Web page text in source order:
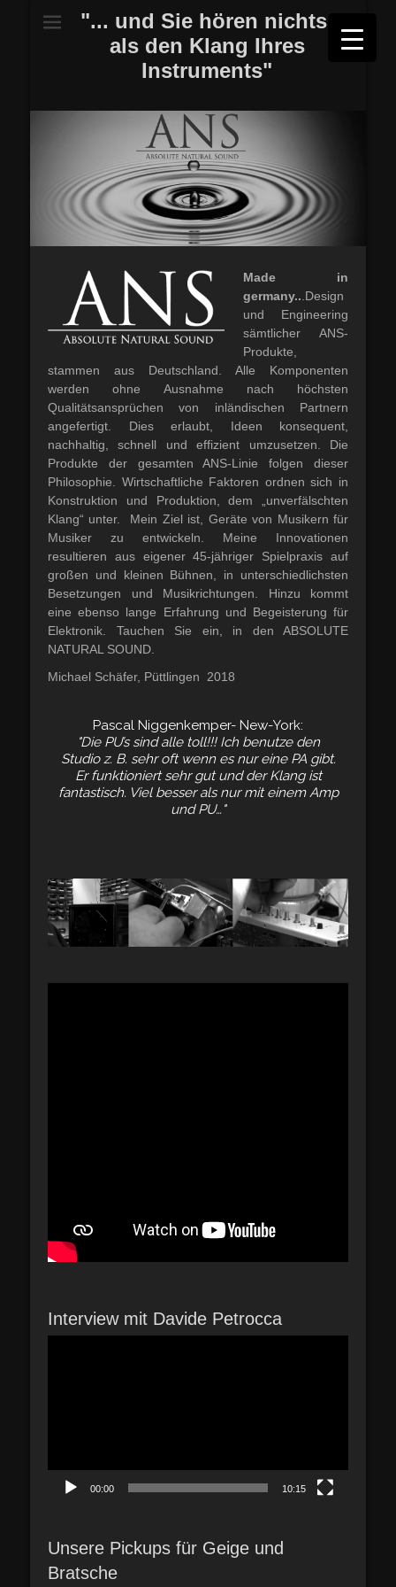
"... und Sie hören nichts,
als den Klang Ihres
Instruments"
Made in
germany.. .Design
und Engineering
sämtlicher ANS-
Produkte,
stammen aus Deutschland. Alle Komponenten
werden ohne Ausnahme nach höchsten
Qualitätsansprüchen von inländischen Partnern
angefertigt. Dies erlaubt, Ideen konsequent,
nachhaltig, schnell und effizient umzusetzen. Die
Produkte der gesamten ANS-Linie folgen dieser
Philosophie. Wirtschaftliche Faktoren ordnen sich in
Konstruktion und Produktion, dem „unverfälschten
Klang“ unter. Mein Ziel ist, Geräte von Musikern für
Musiker zu entwickeln. Meine Innovationen
resultieren aus eigener 45-jähriger Spielpraxis auf
großen und kleinen Bühnen, in unterschiedlichsten
Besetzungen und Musikrichtungen. Hinzu kommt
eine ebenso lange Erfahrung und Begeisterung für
Elektronik. Tauchen Sie ein, in den ABSOLUTE
NATURAL SOUND.
Michael Schäfer, Püttlingen 2018
Pascal Niggenkemper- New-York:
"Die PU’s sind alle toll!!! Ich benutze den
Studio z. B. sehr oft wenn es nur eine PA gibt.
Er funktioniert sehr gut und der Klang ist
fantastisch. Viel besser als nur mit einem Amp
und PU…"
Interview mit Davide Petrocca
00:00 10:15
Unsere Pickups für Geige und
Bratsche